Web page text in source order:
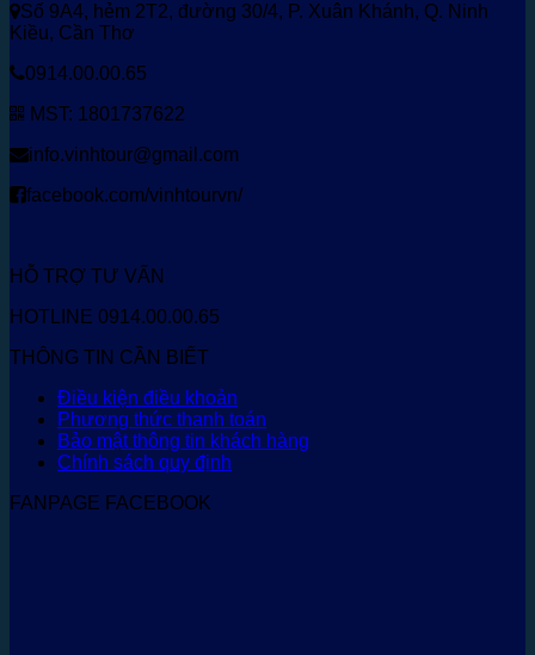
Số 9A4, hẻm 2T2, đường 30/4, P. Xuân Khánh, Q. Ninh
Kiều, Cần Thơ
0914.00.00.65
MST: 1801737622
info.vinhtour@gmail.com
facebook.com/vinhtourvn/
HỖ TRỢ TƯ VẤN
HOTLINE 0914.00.00.65
THÔNG TIN CẦN BIẾT
Điều kiện điều khoản
Phương thức thanh toán
Bảo mật thông tin khách hàng
Chính sách quy định
FANPAGE FACEBOOK